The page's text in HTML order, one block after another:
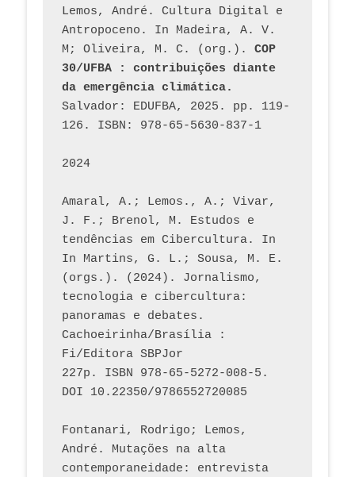
Lemos, André. Cultura Digital e
Antropoceno. In Madeira, A. V.
M; Oliveira, M. C. (org.). COP
30/UFBA : contribuições diante
da emergência climática.
Salvador: EDUFBA, 2025. pp. 119-
126. ISBN: 978-65-5630-837-1
2024
Amaral, A.; Lemos., A.; Vivar,
J. F.; Brenol, M. Estudos e
tendências em Cibercultura. In
In Martins, G. L.; Sousa, M. E.
(orgs.). (2024). Jornalismo,
tecnologia e cibercultura:
panoramas e debates.
Cachoeirinha/Brasília :
Fi/Editora SBPJor
227p. ISBN 978-65-5272-008-5.
DOI 10.22350/9786552720085
Fontanari, Rodrigo; Lemos,
André. Mutações na alta
contemporaneidade: entrevista